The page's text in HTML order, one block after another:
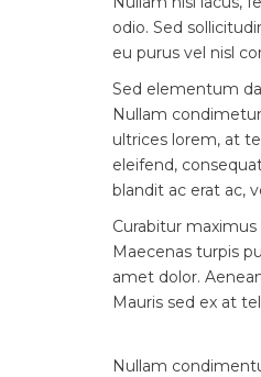
odio. Sed
eu purus vel nisl
Sed elementum
Nullam
ultrices lorem, at
eleifend,
blandit ac erat ac,
Curabitur
Maecenas turpis
amet dolor.
Mauris sed ex at
Nullam